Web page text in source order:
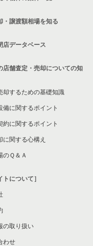
の案件一覧
物件の案件一覧
案件一覧
件一覧
一覧
案件一覧
件一覧
一覧
覧
件一覧
・譲渡額相場を知る
店データベース
店舗査定・売却についての知
却するための基礎知識
備に関するポイント
約に関するポイント
に関する心構え
のＱ＆Ａ
トについて］
の取り扱い
わせ